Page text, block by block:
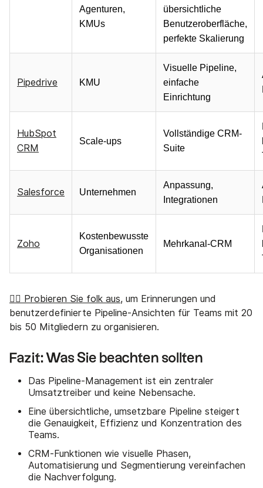
Agenturen,
KMUs
übersichtliche
Benutzeroberfläche,
perfekte Skalierung
Pipedrive KMU
Visuelle Pipeline,
einfache
Einrichtung
HubSpot
CRM
Scale-ups
Vollständige CRM-
Suite
Salesforce Unternehmen
Anpassung,
Integrationen
Zoho
Kostenbewusste
Organisationen
Mehrkanal-CRM
👉🏼 Probieren Sie folk aus, um Erinnerungen und
benutzerdefinierte Pipeline-Ansichten für Teams mit 20
bis 50 Mitgliedern zu organisieren.
Fazit: Was Sie beachten sollten
Das Pipeline-Management ist ein zentraler
Umsatztreiber und keine Nebensache.
Eine übersichtliche, umsetzbare Pipeline steigert
die Genauigkeit, Effizienz und Konzentration des
Teams.
CRM-Funktionen wie visuelle Phasen,
Automatisierung und Segmentierung vereinfachen
die Nachverfolgung.